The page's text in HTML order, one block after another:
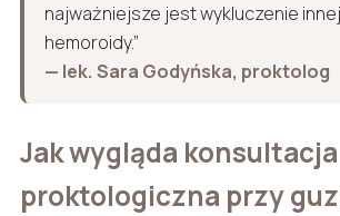
najważniejsze jest wykluczenie
hemoroidy.”
— lek. Sara Godyńska, proktolog
Jak wygląda konsultacja
proktologiczna przy